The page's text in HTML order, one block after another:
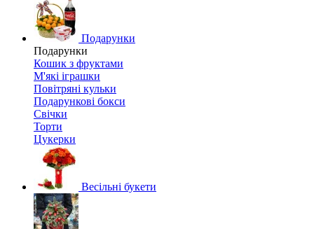
Подарунки
Подарунки
Кошик з фруктами
М'які іграшки
Повітряні кульки
Подарункові бокси
Свічки
Торти
Цукерки
Весільні букети